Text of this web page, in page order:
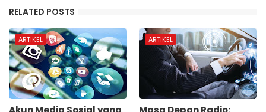
RELATED POSTS
ARTIKEL ARTIKEL